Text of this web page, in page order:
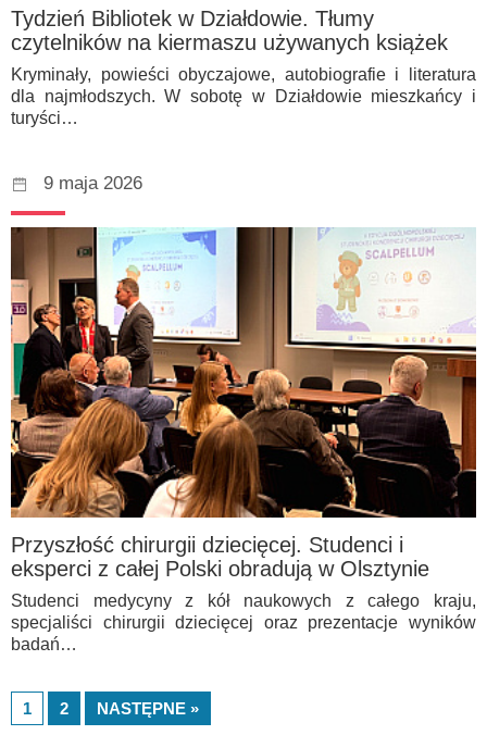
Tydzień Bibliotek w Działdowie. Tłumy
czytelników na kiermaszu używanych książek
Kryminały, powieści obyczajowe, autobiografie i literatura
dla najmłodszych. W sobotę w Działdowie mieszkańcy i
turyści…
9 maja 2026
Przyszłość chirurgii dziecięcej. Studenci i
eksperci z całej Polski obradują w Olsztynie
Studenci medycyny z kół naukowych z całego kraju,
specjaliści chirurgii dziecięcej oraz prezentacje wyników
badań…
1 2 NASTĘPNE »